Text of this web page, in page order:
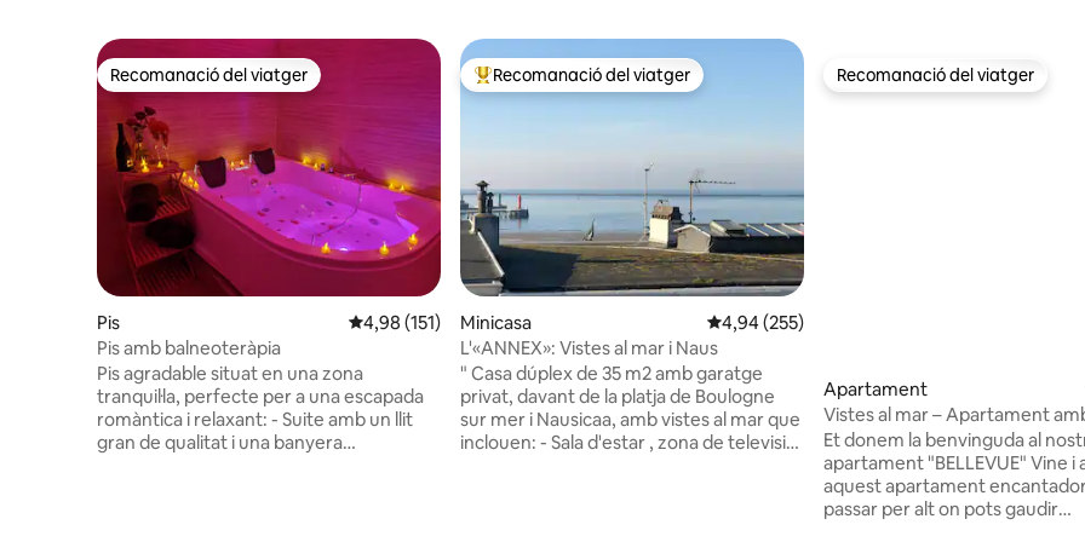
Recomanació del viatger
Recomanació del viatger
Pis 4,98 de puntuació mitjana d'un total de 5; 151 avaluacions
4,98 (151)
Pis amb balneoteràpia
Pis agradable situat en una zona
tranquil·la, perfecte per a una escapada
romàntica i relaxant: - Suite amb un llit
gran de qualitat i una banyera
Principals recomanacions dels viatgers
Recomanació del viatger
Minicasa 4,94 de puntuació mitjana d'un total de 5; 255
4,94 (255)
L'«ANNEX»: Vistes al mar i Naus
" Casa dúplex de 35 m2 amb garatge
privat, davant de la platja de Boulogne
sur mer i Nausicaa, amb vistes al mar que
inclouen: - Sala d'estar , zona de televisió
Recomanació del viatger
Recomanació del viatger
Apartament
Vistes al mar – Apartament
davant de Nausicaá
Et donem la benvinguda al
apartament "BELLEVUE" Vine i allotja't en
aquest apartament
passar per alt on pots gaudir